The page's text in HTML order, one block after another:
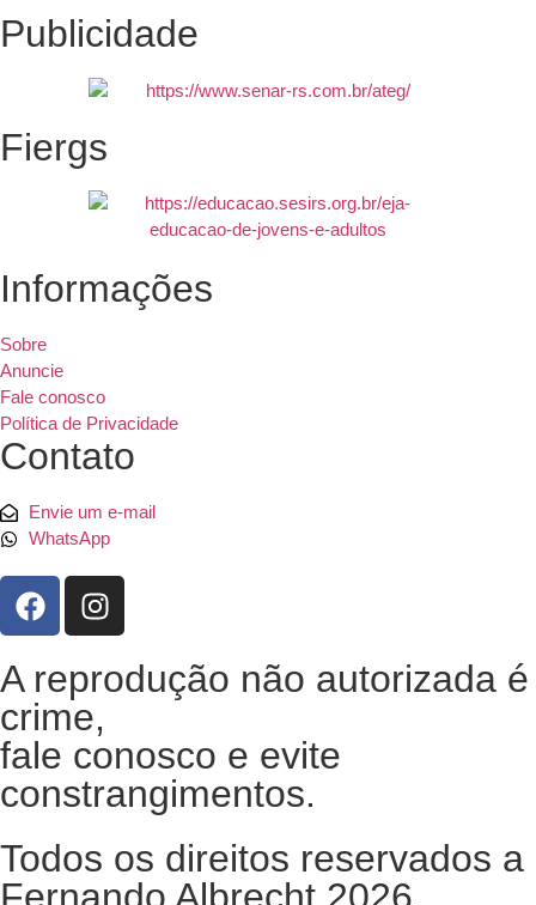
Publicidade
Fiergs
Informações
Sobre
Anuncie
Fale conosco
Política de Privacidade
Contato
Envie um e-mail
WhatsApp
A reprodução não autorizada é
crime,
fale conosco e evite
constrangimentos.
Todos os direitos reservados a